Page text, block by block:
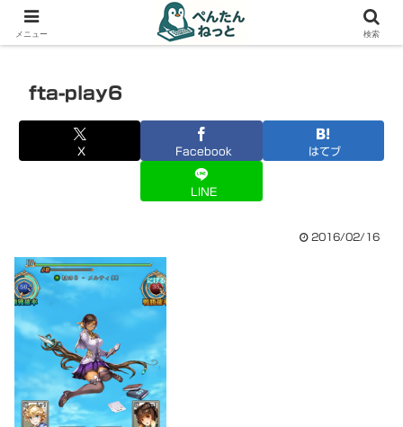
PCやガジェットの備忘録
fta-play6
X Facebook はてブ
LINE
2016/02/16
メニュー 検索